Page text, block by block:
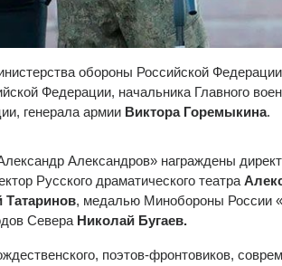
обороны Российской Федерации
Федерации, начальника Главного
генерала армии Виктора Горемыкина.
Александров» награждены
Русского драматического театра
Татаринов, медалью Минобороны России
Севера Николай Бугаев.
поэтов-фронтовиков,